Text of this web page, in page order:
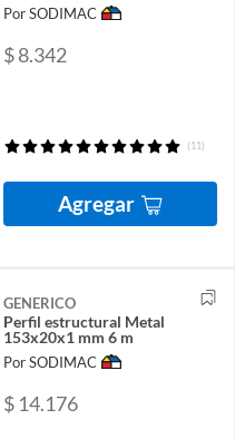
Por SODIMAC
$ 8.342
(11)
Agregar
GENERICO
Perfil estructural Metal
153x20x1 mm 6 m
Por SODIMAC
$ 14.176